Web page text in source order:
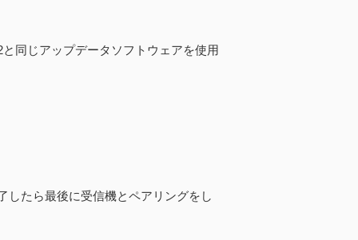
同じアップデータソフトウェアを使用
したら最後に受信機とペアリングをし